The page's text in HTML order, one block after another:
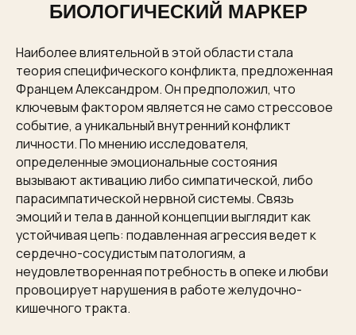
БИОЛОГИЧЕСКИЙ МАРКЕР
Наиболее влиятельной в этой области стала
теория специфического конфликта, предложенная
Францем Александром. Он предположил, что
ключевым фактором является не само стрессовое
событие, а уникальный внутренний конфликт
личности. По мнению исследователя,
определенные эмоциональные состояния
вызывают активацию либо симпатической, либо
парасимпатической нервной системы. Связь
эмоций и тела в данной концепции выглядит как
устойчивая цепь: подавленная агрессия ведет к
сердечно-сосудистым патологиям, а
неудовлетворенная потребность в опеке и любви
провоцирует нарушения в работе желудочно-
кишечного тракта.